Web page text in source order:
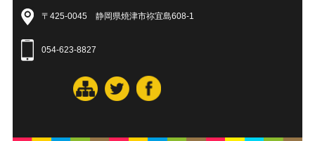
〒425-0045 静岡県焼津市祢宜島608-1
054-623-8827